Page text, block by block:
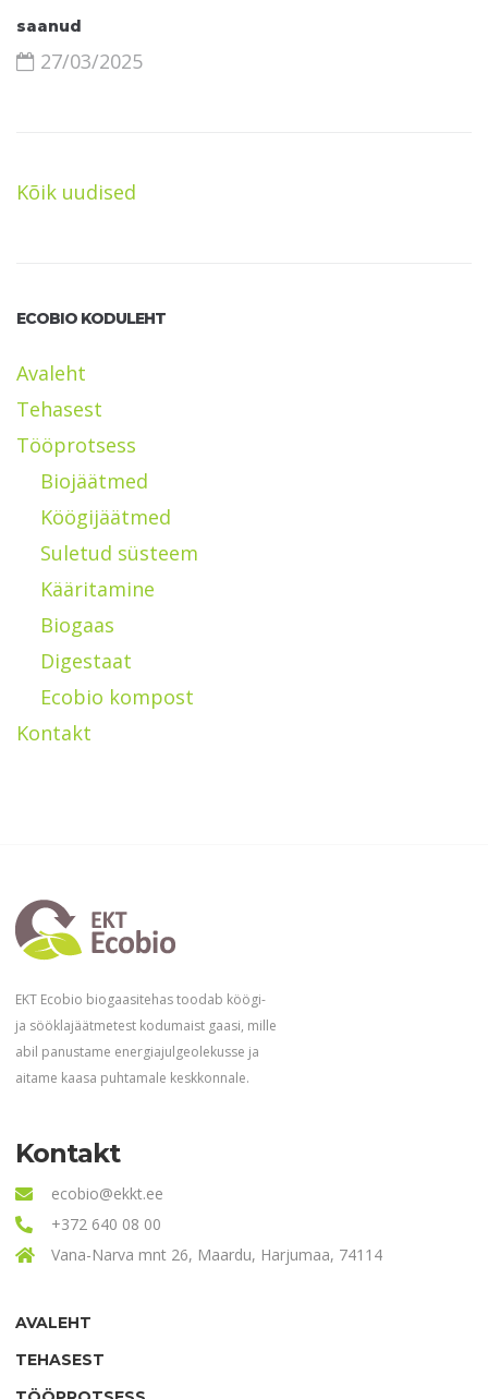
saanud
27/03/2025
Kõik uudised
ECOBIO KODULEHT
Avaleht
Tehasest
Tööprotsess
Biojäätmed
Köögijäätmed
Suletud süsteem
Kääritamine
Biogaas
Digestaat
Ecobio kompost
Kontakt
EKT Ecobio biogaasitehas toodab köögi-
ja sööklajäätmetest kodumaist gaasi, mille
abil panustame energiajulgeolekusse ja
aitame kaasa puhtamale keskkonnale.
Kontakt
ecobio@ekkt.ee
+372 640 08 00
Vana-Narva mnt 26, Maardu, Harjumaa, 74114
AVALEHT
TEHASEST